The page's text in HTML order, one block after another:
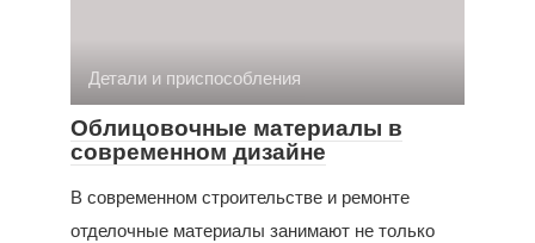
Детали и приспособления
Облицовочные материалы в
современном дизайне
В современном строительстве и ремонте
отделочные материалы занимают не только